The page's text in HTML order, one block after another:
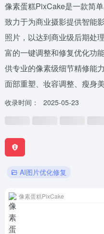
像素蛋糕PixCake是一款简
致力于为商业摄影提供智能
照片，以达到商业级后期处
富的一键调整和修复优化功
供专业的像素级细节精修能
面部重塑、妆容调整、瘦身
收录时间： 2025-05-23
AI图片优化修复
像素蛋糕PixCake